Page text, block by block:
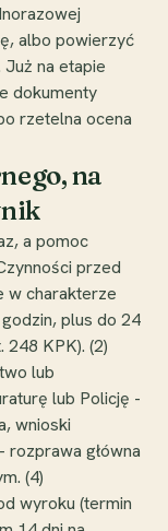
albo powierzyć
na etapie
dokumenty
rzetelna ocena
na
a pomoc
przed
w charakterze
plus do 24
KPK). (2)
lub
lub Policję -
wnioski
główna
(4)
wyroku (termin